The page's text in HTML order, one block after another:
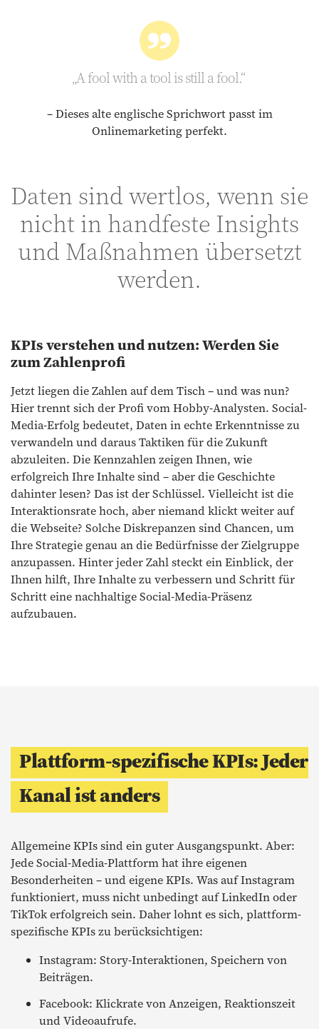
„A fool with a tool is still a fool.“
– Dieses alte englische Sprichwort passt im
Onlinemarketing perfekt.
Daten sind wertlos, wenn sie
nicht in handfeste Insights
und Maßnahmen übersetzt
werden.
KPIs verstehen und nutzen: Werden Sie
zum Zahlenprofi
Jetzt liegen die Zahlen auf dem Tisch – und was nun?
Hier trennt sich der Profi vom Hobby-Analysten. Social-
Media-Erfolg bedeutet, Daten in echte Erkenntnisse zu
verwandeln und daraus Taktiken für die Zukunft
abzuleiten. Die Kennzahlen zeigen Ihnen, wie
erfolgreich Ihre Inhalte sind – aber die Geschichte
dahinter lesen? Das ist der Schlüssel. Vielleicht ist die
Interaktionsrate hoch, aber niemand klickt weiter auf
die Webseite? Solche Diskrepanzen sind Chancen, um
Ihre Strategie genau an die Bedürfnisse der Zielgruppe
anzupassen. Hinter jeder Zahl steckt ein Einblick, der
Ihnen hilft, Ihre Inhalte zu verbessern und Schritt für
Schritt eine nachhaltige Social-Media-Präsenz
aufzubauen.
Plattform-spezifische KPIs: Jeder
Kanal ist anders
Allgemeine KPIs sind ein guter Ausgangspunkt. Aber:
Jede Social-Media-Plattform hat ihre eigenen
Besonderheiten – und eigene KPIs. Was auf Instagram
funktioniert, muss nicht unbedingt auf LinkedIn oder
TikTok erfolgreich sein. Daher lohnt es sich, plattform-
spezifische KPIs zu berücksichtigen:
Instagram: Story-Interaktionen, Speichern von
Beiträgen.
Facebook: Klickrate von Anzeigen, Reaktionszeit
und Videoaufrufe.